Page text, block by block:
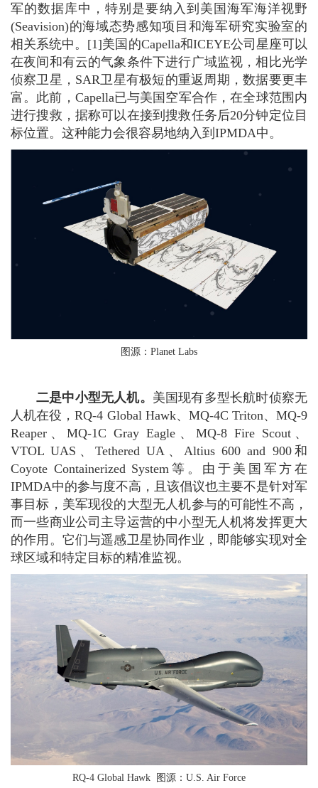
军的数据库中，特别是要纳入到美国海军海洋视野
(Seavision)的海域态势感知项目和海军研究实验室的
相关系统中。[1]美国的Capella和ICEYE公司星座可以
在夜间和有云的气象条件下进行广域监视，相比光学
侦察卫星，SAR卫星有极短的重返周期，数据要更丰
富。此前，Capella已与美国空军合作，在全球范围内
进行搜救，据称可以在接到搜救任务后20分钟定位目
标位置。这种能力会很容易地纳入到IPMDA中。
图源：Planet Labs
二是中小型无人机。 美国现有多型长航时侦察无
人机在役，RQ-4 Global Hawk、MQ-4C Triton、MQ-9
Reaper、MQ-1C Gray Eagle、MQ-8 Fire Scout、
VTOL UAS、Tethered UA、Altius 600 and 900和
Coyote Containerized System等。由于美国军方在
IPMDA中的参与度不高，且该倡议也主要不是针对军
事目标，美军现役的大型无人机参与的可能性不高，
而一些商业公司主导运营的中小型无人机将发挥更大
的作用。它们与遥感卫星协同作业，即能够实现对全
球区域和特定目标的精准监视。
RQ-4 Global Hawk 图源：U.S. Air Force